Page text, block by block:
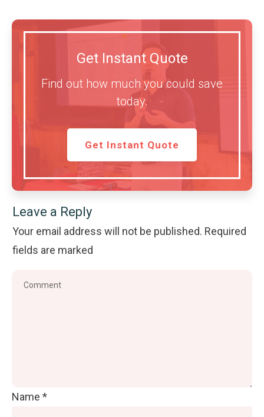
Get Instant Quote
Find out how much you could save
today.
Get Instant Quote
Leave a Reply
Your email address will not be published. Required
fields are marked
Name *